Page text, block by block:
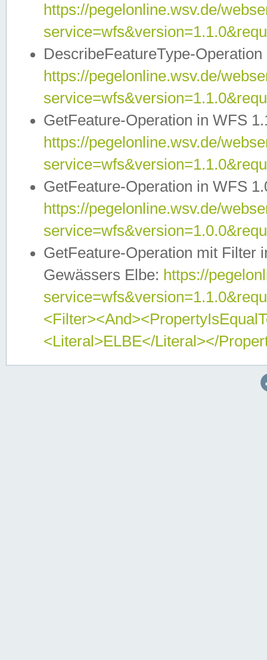
https://pegelonline.wsv.de/
DescribeFeatureType-
https://pegelonline.wsv.de/
GetFeature-Operation in WFS
https://pegelonline.wsv.de/
GetFeature-Operation in WFS
https://pegelonline.wsv.de/
GetFeature-Operation mit Filter
Gewässers Elbe: https://
<Literal>ELBE</Literal></